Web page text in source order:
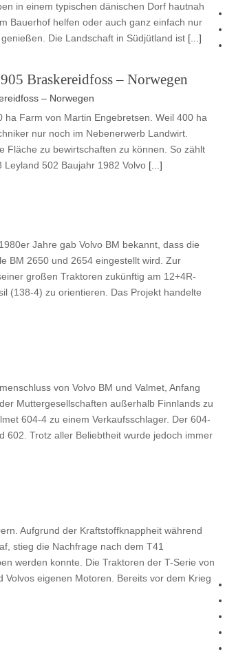
in einem typischen dänischen Dorf hautnah
Bauerhof helfen oder auch ganz einfach nur
Die Landschaft in Südjütland ist [...]
Braskereidfoss – Norwegen
Farm von Martin Engebretsen. Weil 400 ha
nur noch im Nebenerwerb Landwirt.
Fläche zu bewirtschaften zu können. So zählt
502 Baujahr 1982 Volvo [...]
Jahre gab Volvo BM bekannt, dass die
BM 2650 und 2654 eingestellt wird. Zur
großen Traktoren zukünftig am 12+4R-
(138-4) zu orientieren. Das Projekt handelte
von Volvo BM und Valmet, Anfang
Muttergesellschaften außerhalb Finnlands zu
604-4 zu einem Verkaufsschlager. Der 604-
602. Trotz aller Beliebtheit wurde jedoch immer
Aufgrund der Kraftstoffknappheit während
stieg die Nachfrage nach dem T41
werden konnte. Die Traktoren der T-Serie von
eigenen Motoren. Bereits vor dem Krieg